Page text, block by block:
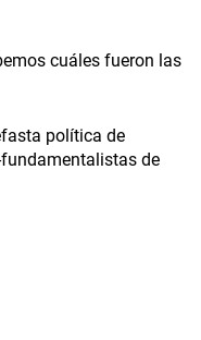
cuáles fueron las
política de
de